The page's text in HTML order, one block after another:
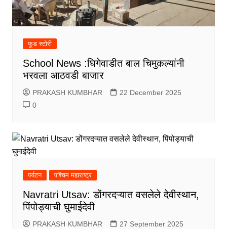
फूड स्टोरी
School News :घिगेवाडीत बाल चिमुकल्यांनी
भरवला आठवडी बाजार
PRAKASH KUMBHAR
22 December 2025
0
पर्यटन पश्चिम महाराष्ट्र
Navratri Utsav: डोंगरदऱ्यात वसलेले देवीस्थान,
पिंपोड्याची घुमाईदेवी
PRAKASH KUMBHAR
27 September 2025